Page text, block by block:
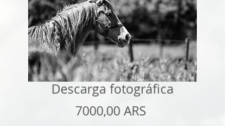
Descarga fotográfica
7000,00 ARS